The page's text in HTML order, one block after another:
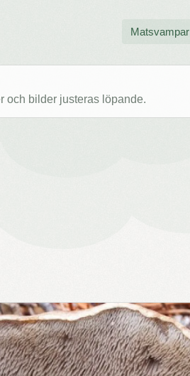
Matsvampar
och bilder justeras löpande.